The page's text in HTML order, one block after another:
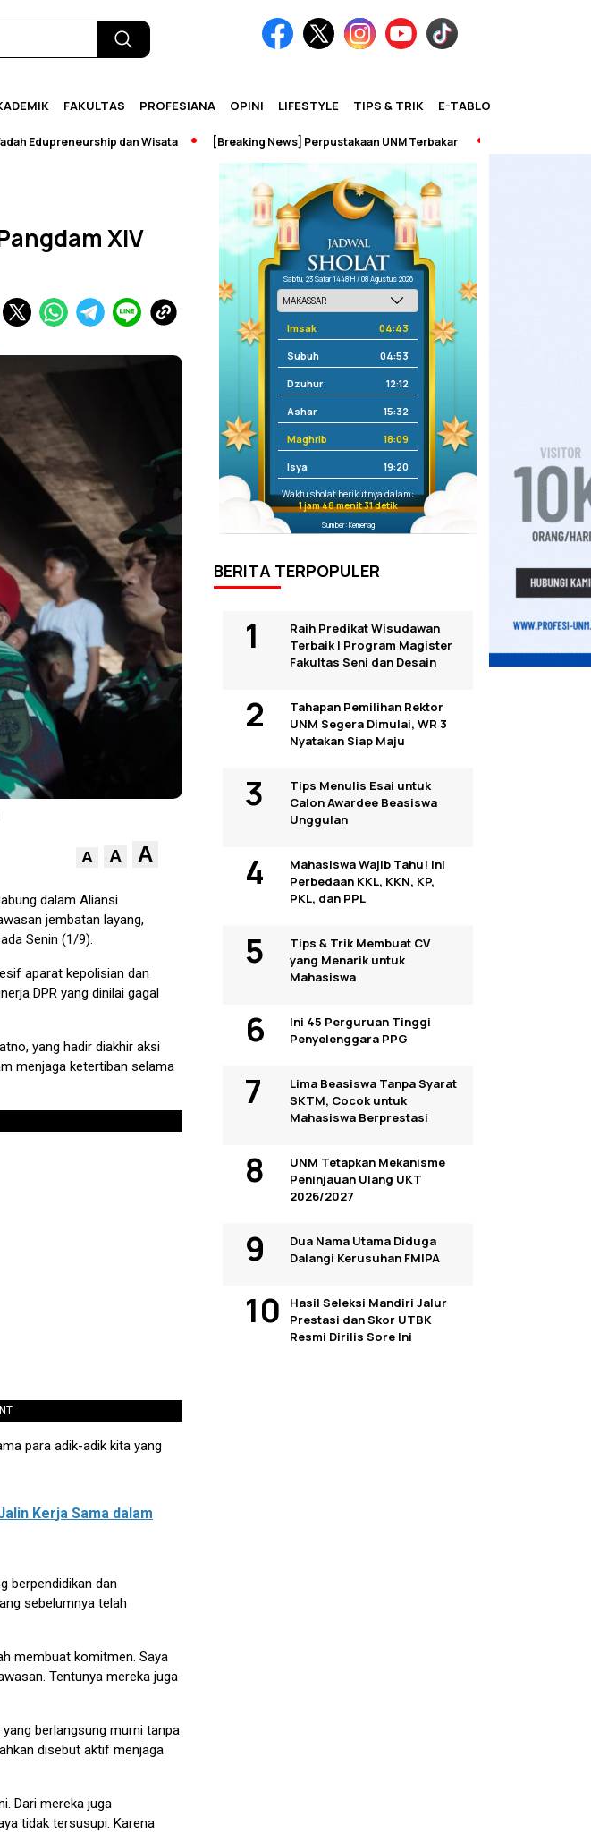
FAKULTAS PROFESIANA OPINI LIFESTYLE TIPS & TRIK E-TABLOID
dan Wisata [Breaking News] Perpustakaan UNM Terbakar
XIV
A A A
dalam Aliansi
jembatan layang,
Senin (1/9).
aparat kepolisian dan
DPR yang dinilai gagal
yang hadir diakhir aksi
menjaga ketertiban selama
para adik-adik kita yang
Kerja Sama dalam
berpendidikan dan
sebelumnya telah
membuat komitmen. Saya
Tentunya mereka juga
berlangsung murni tanpa
disebut aktif menjaga
Dari mereka juga
tidak tersusupi. Karena
Sabtu, 23 Safar 1448 H / 08 Agustus 2026
Imsak 04:43
Subuh 04:53
Dzuhur 12:12
Ashar 15:32
Maghrib 18:09
Isya 19:20
Waktu sholat berikutnya dalam:
1 jam 48 menit 30 detik
Sumber: Kemenag
BERITA TERPOPULER
Raih Predikat Wisudawan
Terbaik I Program Magister
Fakultas Seni dan Desain
Tahapan Pemilihan Rektor
UNM Segera Dimulai, WR 3
Nyatakan Siap Maju
Tips Menulis Esai untuk
Calon Awardee Beasiswa
Unggulan
Mahasiswa Wajib Tahu! Ini
Perbedaan KKL, KKN, KP,
PKL, dan PPL
Tips & Trik Membuat CV
yang Menarik untuk
Mahasiswa
Ini 45 Perguruan Tinggi
Penyelenggara PPG
Lima Beasiswa Tanpa Syarat
SKTM, Cocok untuk
Mahasiswa Berprestasi
UNM Tetapkan Mekanisme
Peninjauan Ulang UKT
2026/2027
Dua Nama Utama Diduga
Dalangi Kerusuhan FMIPA
Hasil Seleksi Mandiri Jalur
Prestasi dan Skor UTBK
Resmi Dirilis Sore Ini